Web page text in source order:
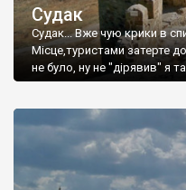
Судак
Судак... Вже чую крики в
Місце,туристами затерте
не було, ну не "дірявив" я